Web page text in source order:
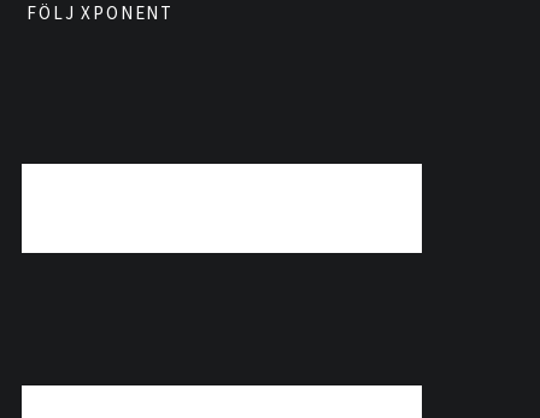
FÖLJ XPONENT